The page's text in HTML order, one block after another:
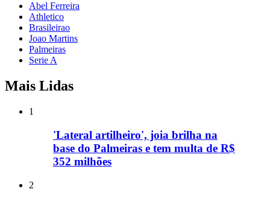
Abel Ferreira
Athletico
Brasileirao
Joao Martins
Palmeiras
Serie A
Mais Lidas
1
'Lateral artilheiro', joia brilha na
base do Palmeiras e tem multa de R$
352 milhões
2